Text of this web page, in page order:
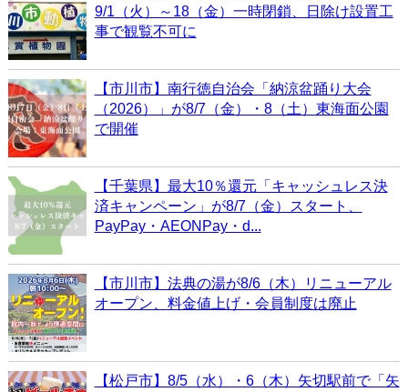
9/1（火）～18（金）一時閉鎖、日除け設置工
事で観覧不可に
【市川市】南行徳自治会「納涼盆踊り大会
（2026）」が8/7（金）・8（土）東海面公園
で開催
【千葉県】最大10％還元「キャッシュレス決
済キャンペーン」が8/7（金）スタート、
PayPay・AEONPay・d...
【市川市】法典の湯が8/6（木）リニューアル
オープン、料金値上げ・会員制度は廃止
【松戸市】8/5（水）・6（木）矢切駅前で「矢